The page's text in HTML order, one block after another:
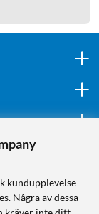
kundupplevelse
Några av dessa